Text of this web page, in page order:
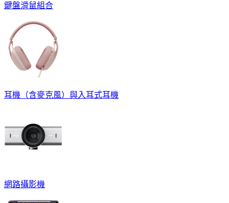
鍵盤滑鼠組合
耳機（含麥克風）與入耳式耳機
網路攝影機